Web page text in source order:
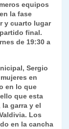
equipos
la fase
y cuarto lugar
final.
de 19:30 a
Sergio
en
en lo que
que esta
garra y el
Los
en la cancha